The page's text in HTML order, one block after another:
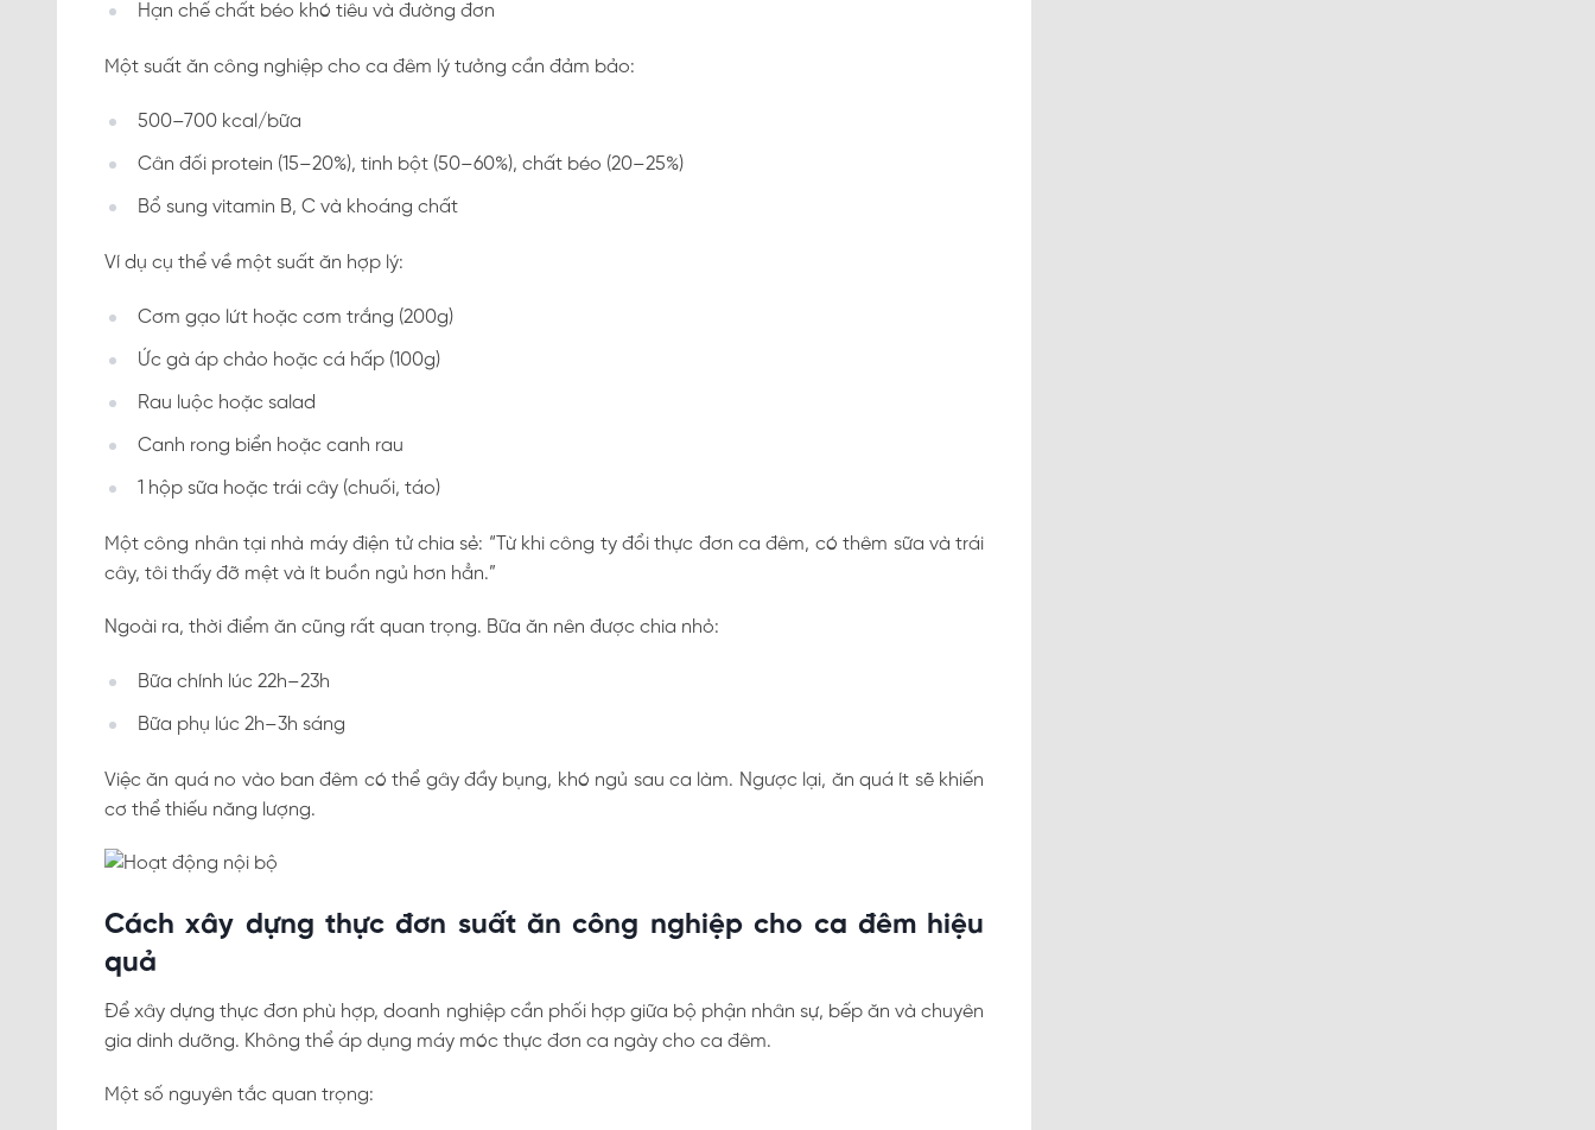
Hạn chế chất béo khó tiêu và đường đơn
Một suất ăn công nghiệp cho ca đêm lý tưởng cần đảm bảo:
500–700 kcal/bữa
Cân đối protein (15–20%), tinh bột (50–60%), chất béo (20–25%)
Bổ sung vitamin B, C và khoáng chất
Ví dụ cụ thể về một suất ăn hợp lý:
Cơm gạo lứt hoặc cơm trắng (200g)
Ức gà áp chảo hoặc cá hấp (100g)
Rau luộc hoặc salad
Canh rong biển hoặc canh rau
1 hộp sữa hoặc trái cây (chuối, táo)
Một công nhân tại nhà máy điện tử chia sẻ: “Từ khi công ty đổi thực đơn ca đêm, có thêm sữa và trái
cây, tôi thấy đỡ mệt và ít buồn ngủ hơn hẳn.”
Ngoài ra, thời điểm ăn cũng rất quan trọng. Bữa ăn nên được chia nhỏ:
Bữa chính lúc 22h–23h
Bữa phụ lúc 2h–3h sáng
Việc ăn quá no vào ban đêm có thể gây đầy bụng, khó ngủ sau ca làm. Ngược lại, ăn quá ít sẽ khiến
cơ thể thiếu năng lượng.
Cách xây dựng thực đơn suất ăn công nghiệp cho ca đêm hiệu
quả
Để xây dựng thực đơn phù hợp, doanh nghiệp cần phối hợp giữa bộ phận nhân sự, bếp ăn và chuyên
gia dinh dưỡng. Không thể áp dụng máy móc thực đơn ca ngày cho ca đêm.
Một số nguyên tắc quan trọng: